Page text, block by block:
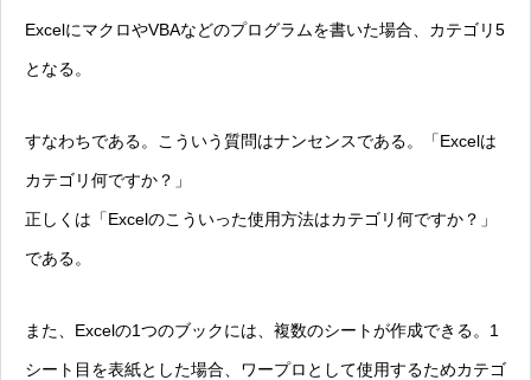
ExcelにマクロやVBAなどのプログラムを書いた場合、カテゴリ5
となる。
すなわちである。こういう質問はナンセンスである。「Excelは
カテゴリ何ですか？」
正しくは「Excelのこういった使用方法はカテゴリ何ですか？」
である。
また、Excelの1つのブックには、複数のシートが作成できる。1
シート目を表紙とした場合、ワープロとして使用するためカテゴ